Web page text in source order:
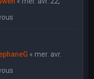
« mer. avr.